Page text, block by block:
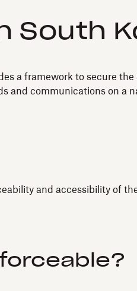
South
a framework to secure the
and communications on a
and accessibility of